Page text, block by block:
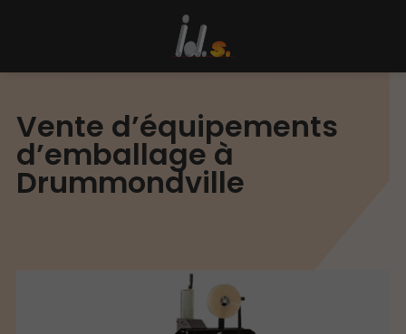
Vente d’équipements
d’emballage à
Drummondville